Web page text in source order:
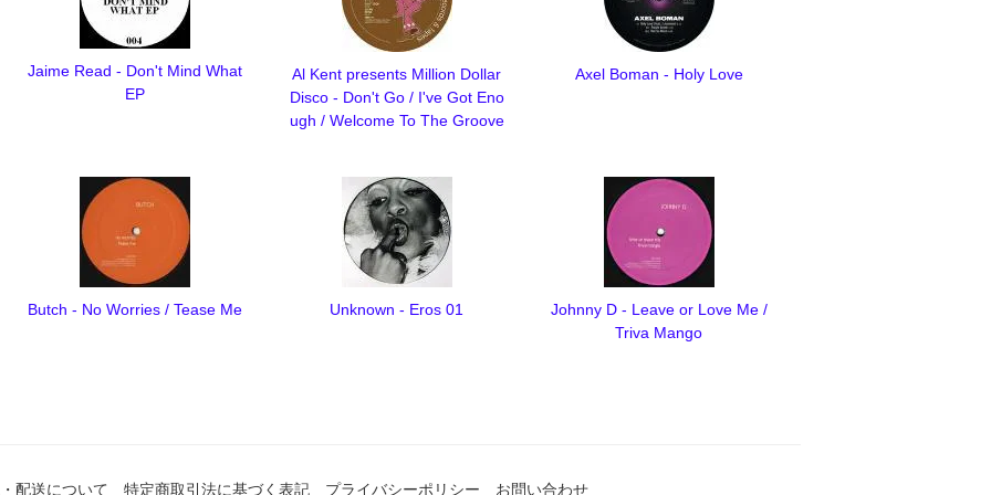
Jaime Read - Don't Mind What
EP
Al Kent presents Million Dollar
Disco - Don't Go / I've Got Eno
ugh / Welcome To The Groove
Axel Boman - Holy Love
Butch - No Worries / Tease Me Unknown - Eros 01
Johnny D - Leave or Love Me /
Triva Mango
配送について 特定商取引法に基づく表記 プライバシーポリシー お問い合わせ